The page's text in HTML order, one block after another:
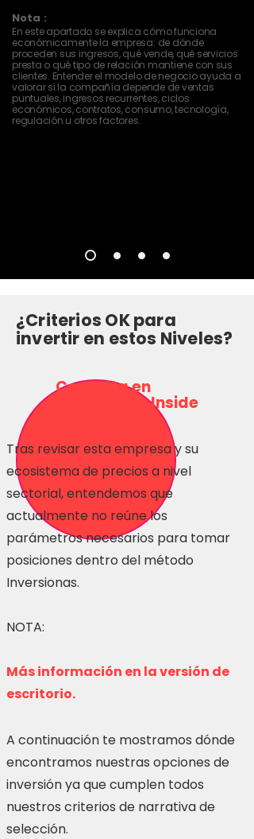
Nota :
En este apartado se explica cómo funciona
económicamente la empresa: de dónde
proceden sus ingresos, qué vende, qué servicios
presta o qué tipo de relación mantiene con sus
clientes. Entender el modelo de negocio ayuda a
valorar si la compañía depende de ventas
puntuales, ingresos recurrentes, ciclos
económicos, contratos, consumo, tecnología,
regulación u otros factores.
¿Criterios OK para
invertir en estos Niveles?
Consulta en
Inversionas Inside
Tras revisar esta empresa y su
ecosistema de precios a nivel
sectorial, entendemos que
actualmente no reúne los
parámetros necesarios para tomar
posiciones dentro del método
Inversionas.
NOTA:
Más información en la versión de
escritorio.
A continuación te mostramos dónde
encontramos nuestras opciones de
inversión ya que cumplen todos
nuestros criterios de narrativa de
selección.